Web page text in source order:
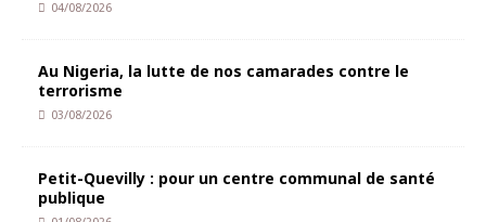
04/08/2026
Au Nigeria, la lutte de nos camarades contre le
terrorisme
03/08/2026
Petit-Quevilly : pour un centre communal de santé
publique